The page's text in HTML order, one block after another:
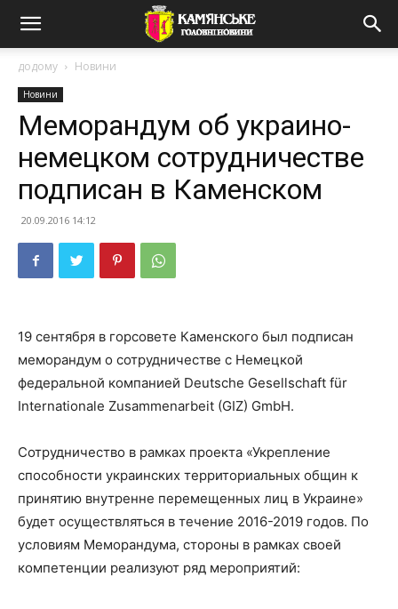
додому Новини
Новини
Меморандум об украино-
немецком сотрудничестве
подписан в Каменском
20.09.2016 14:12
19 сентября в горсовете Каменского был подписан
меморандум о сотрудничестве с Немецкой
федеральной компанией Deutsche Gesellschaft für
Internationale Zusammenarbeit (GIZ) GmbH.
Сотрудничество в рамках проекта «Укрепление
способности украинских территориальных общин к
принятию внутренне перемещенных лиц в Украине»
будет осуществляться в течение 2016-2019 годов. По
условиям Меморандума, стороны в рамках своей
компетенции реализуют ряд мероприятий: